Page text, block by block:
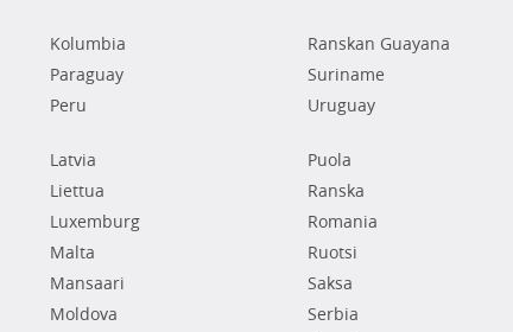
Kolumbia
Paraguay
Peru
Ranskan Guayana
Suriname
Uruguay
Latvia
Liettua
Luxemburg
Malta
Mansaari
Moldova
Puola
Ranska
Romania
Ruotsi
Saksa
Serbia